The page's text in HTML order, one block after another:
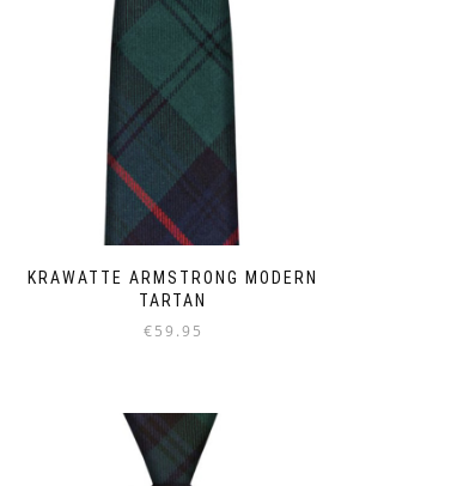
KRAWATTE ARMSTRONG MODERN
TARTAN
€59.95